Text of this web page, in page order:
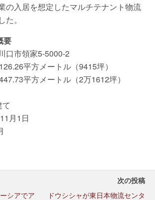
の入居を想定したマルチテナント物流
。
要
口市領家5-5000-2
平方メートル（9415坪）
平方メートル（2万1612坪）
月1日
シアでア
次の投稿
ドウシシャが東日本物流センタ